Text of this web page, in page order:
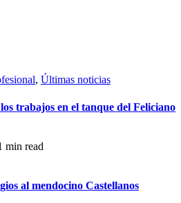
, Últimas noticias
trabajos en el tanque del Feliciano
min read
al mendocino Castellanos